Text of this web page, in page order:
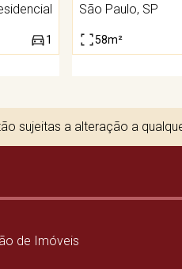
1
São Paulo, SP
58m²
sujeitas a alteração a
de Imóveis